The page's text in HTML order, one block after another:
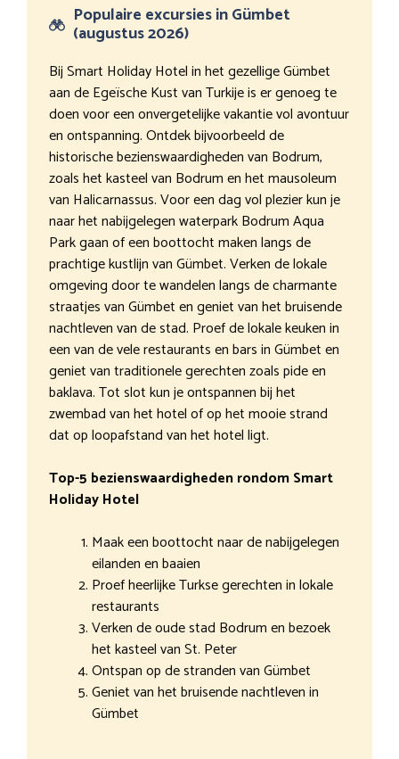
Populaire excursies in Gümbet
(augustus 2026)
Bij Smart Holiday Hotel in het gezellige Gümbet
aan de Egeïsche Kust van Turkije is er genoeg te
doen voor een onvergetelijke vakantie vol avontuur
en ontspanning. Ontdek bijvoorbeeld de
historische bezienswaardigheden van Bodrum,
zoals het kasteel van Bodrum en het mausoleum
van Halicarnassus. Voor een dag vol plezier kun je
naar het nabijgelegen waterpark Bodrum Aqua
Park gaan of een boottocht maken langs de
prachtige kustlijn van Gümbet. Verken de lokale
omgeving door te wandelen langs de charmante
straatjes van Gümbet en geniet van het bruisende
nachtleven van de stad. Proef de lokale keuken in
een van de vele restaurants en bars in Gümbet en
geniet van traditionele gerechten zoals pide en
baklava. Tot slot kun je ontspannen bij het
zwembad van het hotel of op het mooie strand
dat op loopafstand van het hotel ligt.
Top-5 bezienswaardigheden rondom Smart
Holiday Hotel
Maak een boottocht naar de nabijgelegen
eilanden en baaien
Proef heerlijke Turkse gerechten in lokale
restaurants
Verken de oude stad Bodrum en bezoek
het kasteel van St. Peter
Ontspan op de stranden van Gümbet
Geniet van het bruisende nachtleven in
Gümbet